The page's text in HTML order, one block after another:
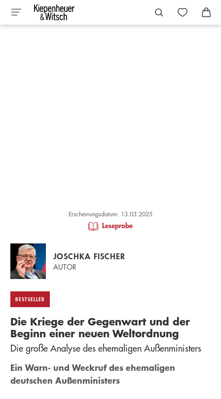
Erscheinungsdatum: 13.03.2025
Leseprobe
JOSCHKA FISCHER
AUTOR
BESTSELLER
Die Kriege der Gegenwart und der
Beginn einer neuen Weltordnung
Die große Analyse des ehemaligen Außenministers
Ein Warn- und Weckruf des ehemaligen
deutschen Außenministers